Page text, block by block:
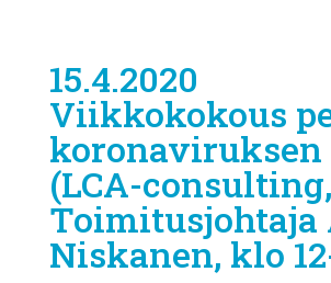
15.4.2020
Viikkokokous
(LCA-consulting,
Niskanen, klo